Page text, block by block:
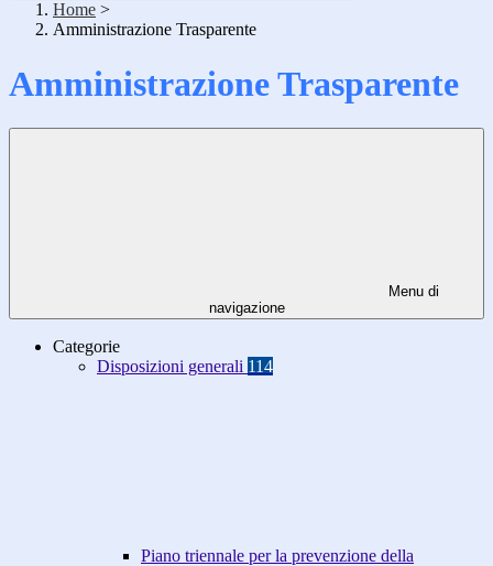
Home >
Amministrazione Trasparente
Amministrazione Trasparente
Menu di
navigazione
Categorie
Disposizioni generali 114
Piano triennale per la prevenzione della